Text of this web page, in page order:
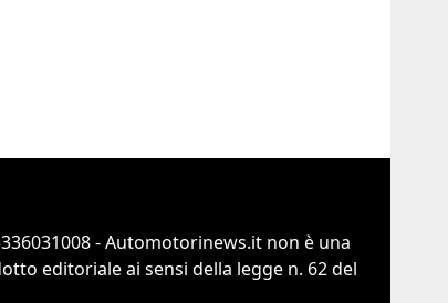
- Automotorinews.it non è una
editoriale ai sensi della legge n. 62 del